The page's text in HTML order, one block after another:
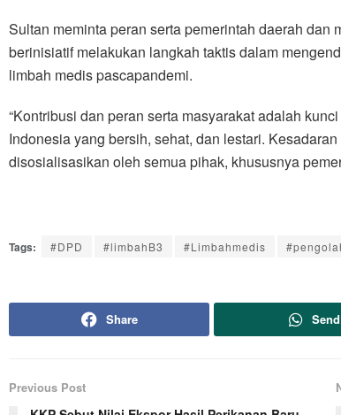
Sultan meminta peran serta pemerintah daerah dan
berinisiatif melakukan langkah taktis dalam
limbah medis pascapandemi.
“Kontribusi dan peran serta masyarakat adalah
Indonesia yang bersih, sehat, dan lestari.
disosialisasikan oleh semua pihak, khususnya
Tags: #DPD #limbahB3 #Limbahmedis
Share Send
Previous Post